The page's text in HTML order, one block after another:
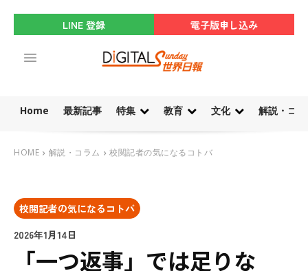
LINE 登録 電子版申し込み
Home 最新記事 特集 教育 文化 解説・コ
HOME 解説・コラム 校閲記者の気になるコトバ
校閲記者の気になるコトバ
2026年1月14日
「一つ返事」では足りな